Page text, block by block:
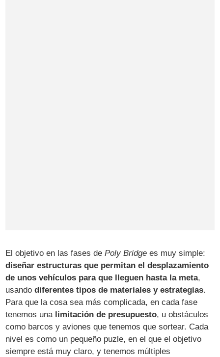
El objetivo en las fases dePoly Bridge es muy simple:
diseñar estructuras que permitan el desplazamiento
de unos vehículos para que lleguen hasta la meta,
usandodiferentes tipos de materiales y estrategias.
Para que la cosa sea más complicada, en cada fase
tenemos una limitación de presupuesto, u obstáculos
como barcos y aviones que tenemos que sortear. Cada
nivel es como un pequeño puzle, en el que el objetivo
siempre está muy claro, y tenemos múltiples